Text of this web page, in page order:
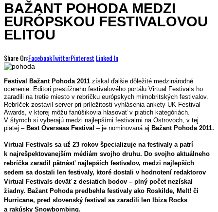
BAŽANT POHODA MEDZI
EURÓPSKOU FESTIVALOVOU
ELITOU
Share On:FacebookTwitterPinterest Linked In
Festival Bažant Pohoda 2011 získal ďalšie dôležité medzinárodné
ocenenie. Editori prestížneho festivalového portálu Virtual Festivals ho
zaradili na tretie miesto v rebríčku európskych mimobritských festivalov.
Rebríček zostavil server pri príležitosti vyhlásenia ankety UK Festival
Awards, v ktorej môžu fanúšikovia hlasovať v piatich kategóriách.
V štyroch si vyberajú medzi najlepšími festivalmi na Ostrovoch, v tej
piatej – Best Overseas Festival – je nominovaná aj Bažant Pohoda 2011.
Virtual Festivals sa už 23 rokov špecializuje na festivaly a patrí
k najrešpektovanejším médiám svojho druhu. Do svojho aktuálneho
rebríčka zaradil pätnásť najlepších festivalov, medzi najlepších
sedem sa dostali len festivaly, ktoré dostali v hodnotení redaktorov
Virtual Festivals deväť z desiatich bodov – plný počet nezískal
žiadny. Bažant Pohoda predbehla festivaly ako Roskilde, Melt! či
Hurricane, pred slovenský festival sa zaradili len Ibiza Rocks
a rakúsky Snowbombing.